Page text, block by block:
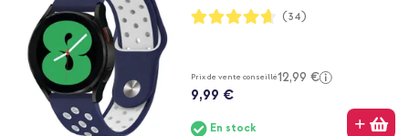
Notation:
93%
(34)
Prix de vente conseillé12,99 €
9,99 €
En stock